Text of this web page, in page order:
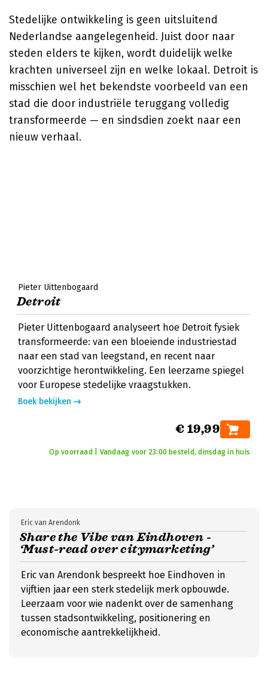
Stedelijke ontwikkeling is geen uitsluitend
Nederlandse aangelegenheid. Juist door naar
steden elders te kijken, wordt duidelijk welke
krachten universeel zijn en welke lokaal. Detroit is
misschien wel het bekendste voorbeeld van een
stad die door industriële teruggang volledig
transformeerde — en sindsdien zoekt naar een
nieuw verhaal.
Pieter Uittenbogaard
Detroit
Pieter Uittenbogaard analyseert hoe Detroit fysiek
transformeerde: van een bloeiende industriestad
naar een stad van leegstand, en recent naar
voorzichtige herontwikkeling. Een leerzame spiegel
voor Europese stedelijke vraagstukken.
Boek bekijken
€ 19,99
Op voorraad | Vandaag voor 23:00 besteld, dinsdag in huis
Share the Vibe van Eindhoven -
‘Must-read over citymarketing’
Eric van Arendonk
Eric van Arendonk bespreekt hoe Eindhoven in
vijftien jaar een sterk stedelijk merk opbouwde.
Leerzaam voor wie nadenkt over de samenhang
tussen stadsontwikkeling, positionering en
economische aantrekkelijkheid.